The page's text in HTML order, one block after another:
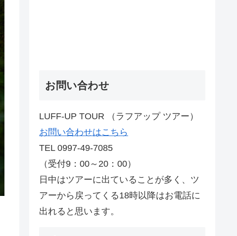
お問い合わせ
LUFF-UP TOUR （ラフアップ ツアー）
お問い合わせはこちら
TEL 0997-49-7085
（受付9：00～20：00）
日中はツアーに出ていることが多く、ツ
アーから戻ってくる18時以降はお電話に
出れると思います。